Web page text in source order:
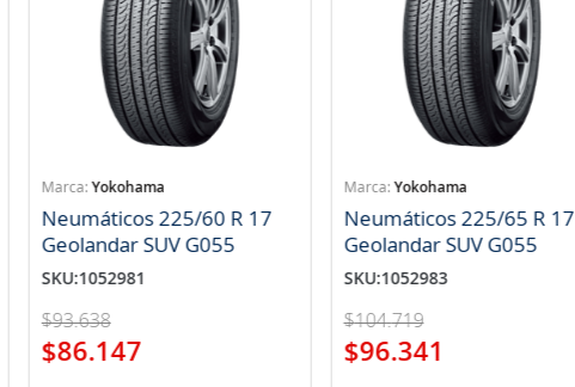
Yokohama
Neumáticos 225/60 R 17
Geolandar SUV G055
SKU:1052981
$93.638
$86.147
Yokohama
Neumáticos 225/65 R 17
Geolandar SUV G055
SKU:1052983
$104.719
$96.341